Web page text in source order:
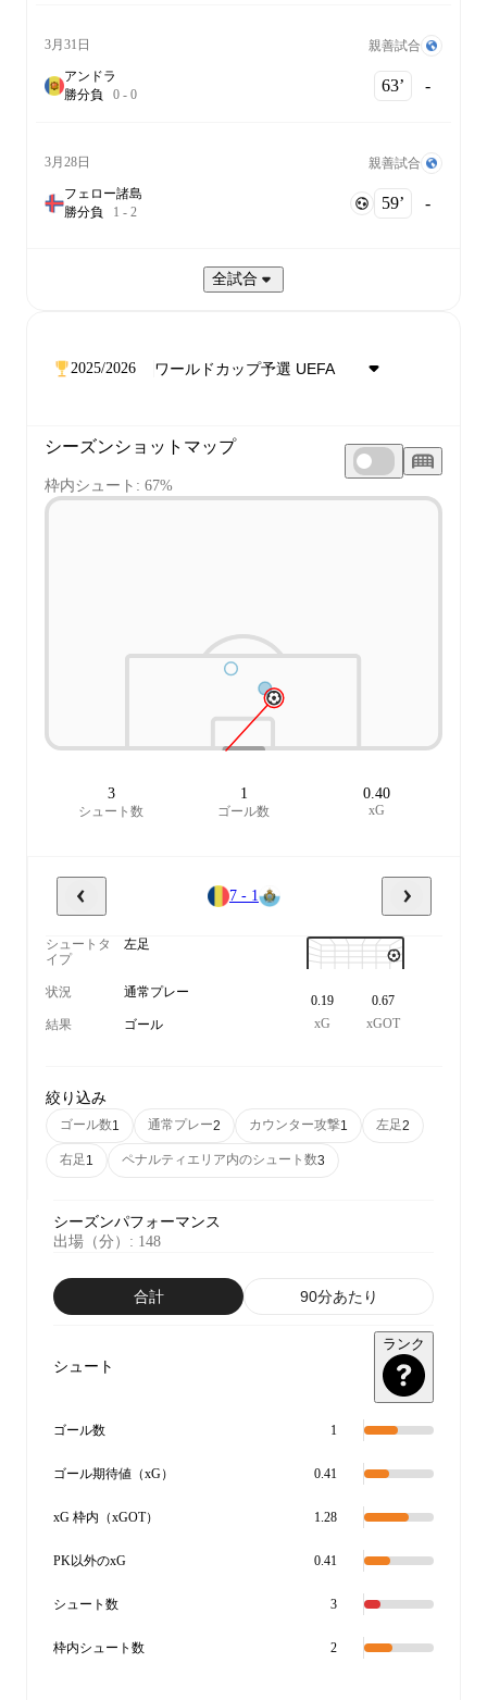
3月31日 親善試合
アンドラ
勝分負 0 - 0 63‎’‎ -
3月28日 親善試合
フェロー諸島
勝分負 1 - 2 59‎’‎ -
全試合
2025/2026
シーズンショットマップ
枠内シュート: 67%
3
シュート数
1
ゴール数
0.40
xG
7 - 1
シュートタ
イプ
左足
状況 通常プレー
結果 ゴール
0.19
xG
0.67
xGOT
絞り込み
ゴール数1 通常プレー2 カウンター攻撃1 左足2
右足 1 ペナルティエリア内のシュート数3
シーズンパフォーマンス
出場（分） : 148
合計 90分あたり
シュート
ランク
ゴール数 1
ゴール期待値（xG） 0.41
xG 枠内（xGOT） 1.28
PK以外のxG 0.41
シュート数 3
枠内シュート数 2